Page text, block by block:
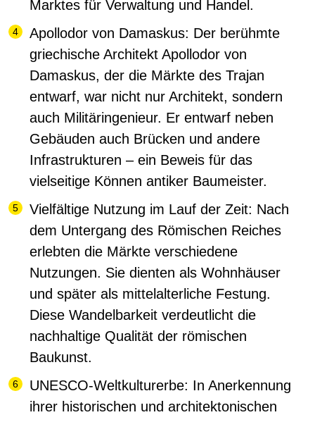
Marktes für Verwaltung und Handel.
Apollodor von Damaskus: Der berühmte
griechische Architekt Apollodor von
Damaskus, der die Märkte des Trajan
entwarf, war nicht nur Architekt, sondern
auch Militäringenieur. Er entwarf neben
Gebäuden auch Brücken und andere
Infrastrukturen – ein Beweis für das
vielseitige Können antiker Baumeister.
Vielfältige Nutzung im Lauf der Zeit: Nach
dem Untergang des Römischen Reiches
erlebten die Märkte verschiedene
Nutzungen. Sie dienten als Wohnhäuser
und später als mittelalterliche Festung.
Diese Wandelbarkeit verdeutlicht die
nachhaltige Qualität der römischen
Baukunst.
UNESCO-Weltkulturerbe: In Anerkennung
ihrer historischen und architektonischen